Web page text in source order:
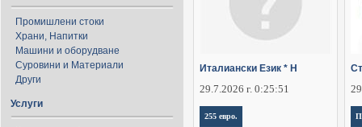
Промишлени стоки
Храни, Напитки
Машини и оборудване
Суровини и Материали
Други
Услуги
Италиански Език * Н
29.7.2026 г. 0:25:51
255 евро.